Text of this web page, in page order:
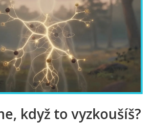
když to vyzkoušíš?